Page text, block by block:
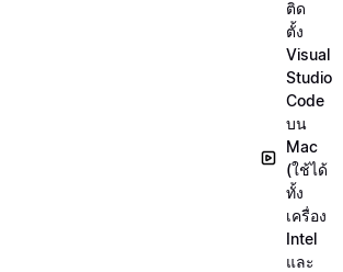
ติด
ตั้ง
Visual
Studio
Code
บน
Mac
(ใช้ได้
ทั้ง
เครื่อง
Intel
และ